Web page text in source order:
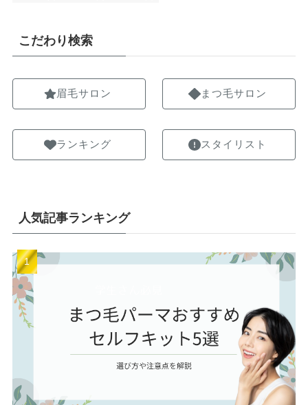
こだわり検索
眉毛サロン
ランキング
まつ毛サロン
スタイリスト
人気記事ランキング